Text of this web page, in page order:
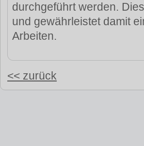
durchgeführt werden.
und gewährleistet damit
Arbeiten.
<< zurück